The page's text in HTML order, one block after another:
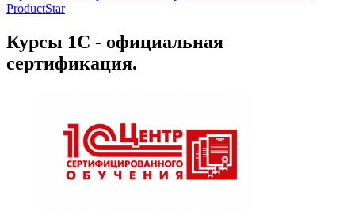
ProductStar
Курсы 1С - официальная
сертификация.